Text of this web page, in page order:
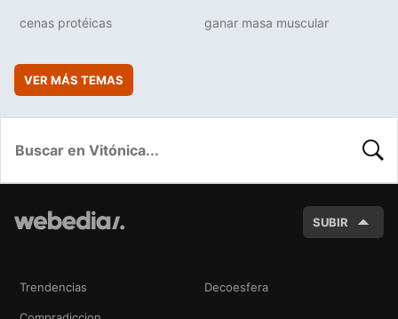
cenas protéicas ganar masa muscular
VER MÁS TEMAS
SUBIR
Trendencias Decoesfera